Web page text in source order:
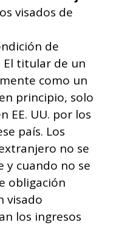
visados de
de
El titular de un
como un
principio, solo
EE. UU. por los
país. Los
no se
y cuando no se
obligación
visado
los ingresos